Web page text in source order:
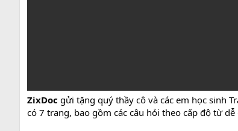
ZixDoc gửi tặng quý thầy cô và các em học sinh
có 7 trang, bao gồm các câu hỏi theo cấp độ từ